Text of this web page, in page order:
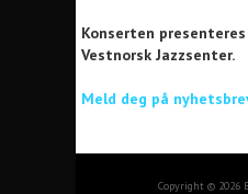
Konserten
Vestnorsk Jazzsenter.
Meld deg på
Copyright © 2026